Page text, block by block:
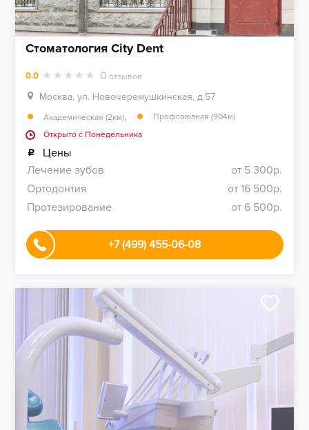
Стоматология City Dent
0.0 0 отзывов
Москва, ул. Новочеремушкинская, д.57
Академическая (2км),
Профсоюзная (904м)
Открыто c Понедельника
Цены
Лечение зубов
от 5 300р.
Ортодонтия
от 16 500р.
Протезирование
от 6 500р.
+7 (499) 455-06-08